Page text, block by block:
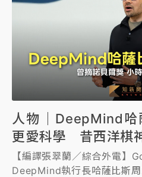
人物｜DeepMind哈
更愛科學 昔西洋棋
【編譯張翠蘭／綜合外電】
DeepMind執行長哈薩比斯